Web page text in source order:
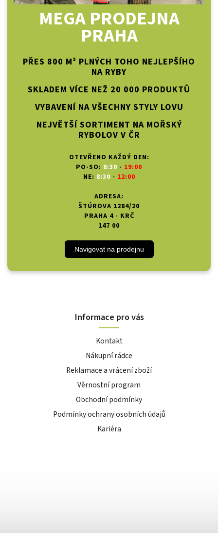
MEGA PRODEJNA
PRAHA
PŘES 800 M² PLNÝCH TOHO NEJLEPŠÍHO
NA RYBY
SKLADEM VÍCE NEŽ 20 000 PRODUKTŮ
VYBAVENÍ NA VŠECHNY STYLY LOVU
NEJVĚTŠÍ SORTIMENT NA MOŘSKÝ
RYBOLOV V ČR
OTEVŘENO KAŽDÝ DEN:
PO-SO: 8:30 - 19:00
NE: 8:30 - 12:00
ADRESA:
ŠTÚROVA 1284/20
PRAHA 4 - KRČ
147 00
Navigovat na prodejnu
Informace pro vás
Kontakt
Nákupní rádce
Reklamace a vrácení zboží
Věrnostní program
Obchodní podmínky
Podmínky ochrany osobních údajů
Kariéra